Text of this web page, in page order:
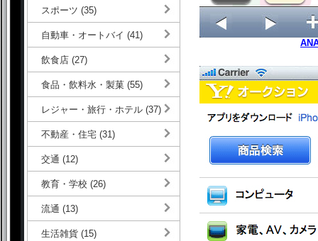
スポーツ (35)
自動車・オートバイ (41)
飲食店 (27)
食品・飲料水・製菓 (55)
レジャー・旅行・ホテル (37)
不動産・住宅 (31)
交通 (12)
教育・学校 (26)
流通 (13)
生活雑貨 (15)